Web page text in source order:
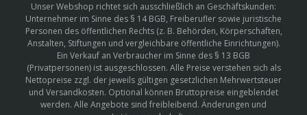
Unser Webshop richtet sich ausschließlich an Geschäftskunden:
Unternehmer im Sinne des § 14 BGB, Freiberufler sowie juristische
Personen des öffentlichen Rechts (z. B. Behörden, Körperschaften,
Anstalten, Stiftungen und vergleichbare öffentliche Einrichtungen).
Ein Verkauf an Verbraucher im Sinne des § 13 BGB
(Privatpersonen) ist ausgeschlossen. Alle Preise verstehen sich als
Nettopreise zzgl. der jeweils gültigen gesetzlichen Mehrwertsteuer
und Versandkosten. Optional können Bruttopreise eingeblendet
werden. Alle Angebote sind freibleibend. Änderungen und